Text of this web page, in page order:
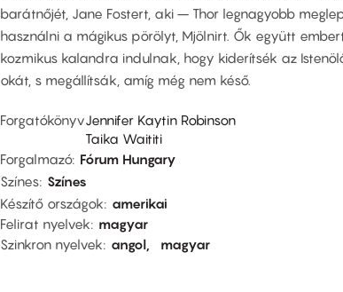
barátnőjét, Jane Fostert, aki – Thor legnagyobb
használni a mágikus pörölyt, Mjölnirt. Ők együtt
kozmikus kalandra indulnak, hogy kiderítsék az
okát, s megállítsák, amíg még nem késő.
ForgatókönyvJennifer Kaytin Robinson
Taika Waititi
Forgalmazó Fórum Hungary
Színes Színes
Készítő országok
amerikai
Felirat nyelvek
magyar
Szinkron nyelvek
angol magyar